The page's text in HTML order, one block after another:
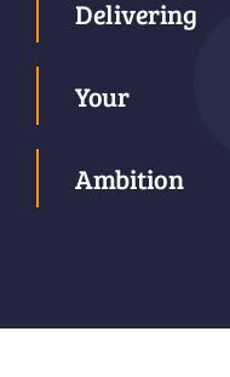
Delivering
Your
Ambition